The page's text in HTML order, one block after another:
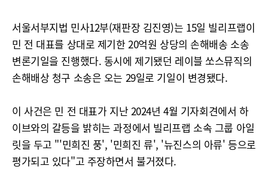
서울서부지법 민사12부(재판장 김진영)는 15일 빌리프랩이
민 전 대표를 상대로 제기한 20억원 상당의 손해배송 소송
변론기일을 진행했다. 동시에 제기됐던 레이블 쏘스뮤직의
손해배상 청구 소송은 오는 29일로 기일이 변경됐다.
이 사건은 민 전 대표가 지난 2024년 4월 기자회견에서 하
이브와의 갈등을 밝히는 과정에서 빌리프랩 소속 그룹 아일
릿을 두고 "'민희진 풍', '민희진 류', '뉴진스의 아류' 등으로
평가되고 있다"고 주장하면서 불거졌다.